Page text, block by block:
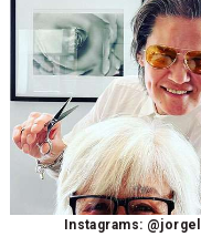
Instagrams: